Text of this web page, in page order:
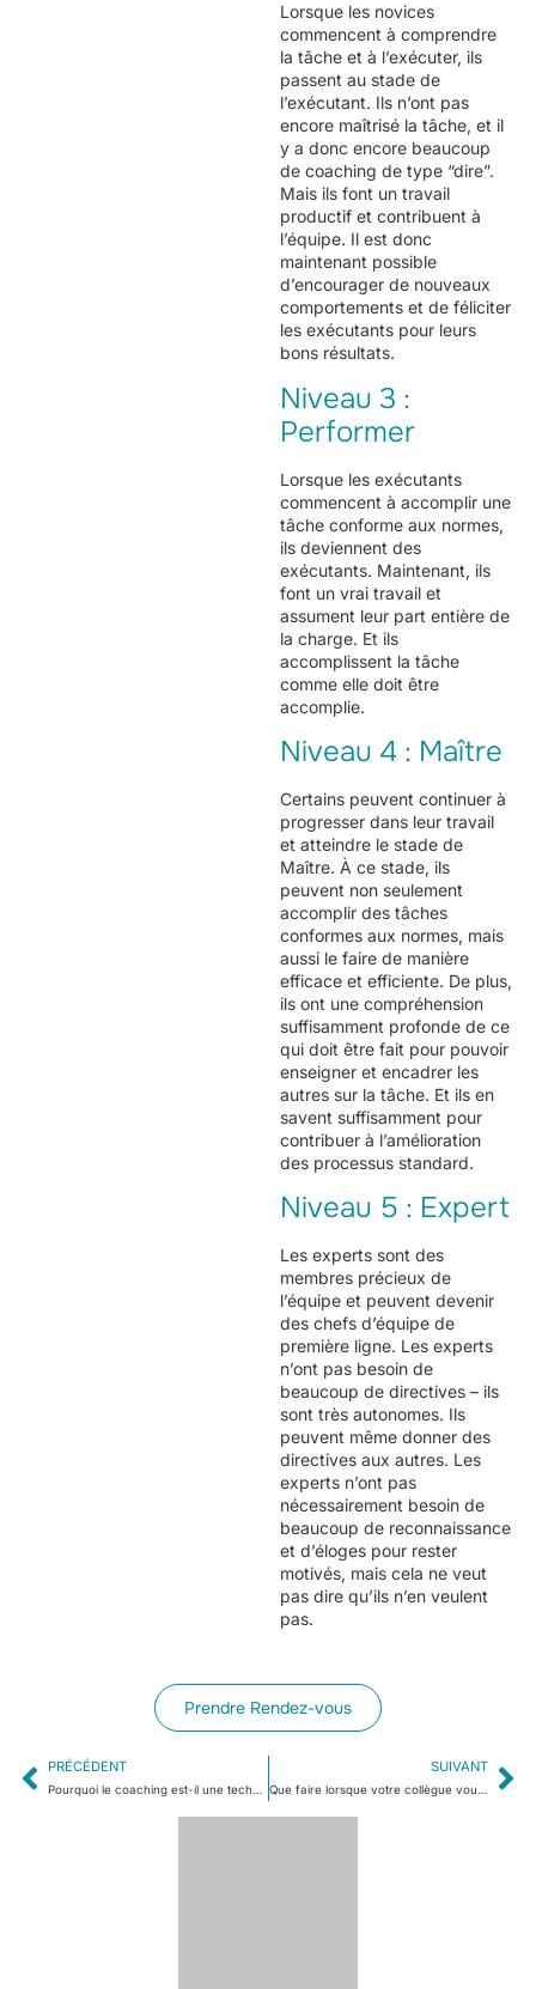
Lorsque les novices
commencent à comprendre
la tâche et à l’exécuter, ils
passent au stade de
l’exécutant. Ils n’ont pas
encore maîtrisé la tâche, et il
y a donc encore beaucoup
de coaching de type “dire”.
Mais ils font un travail
productif et contribuent à
l’équipe. Il est donc
maintenant possible
d’encourager de nouveaux
comportements et de féliciter
les exécutants pour leurs
bons résultats.
Niveau 3 :
Performer
Lorsque les exécutants
commencent à accomplir une
tâche conforme aux normes,
ils deviennent des
exécutants. Maintenant, ils
font un vrai travail et
assument leur part entière de
la charge. Et ils
accomplissent la tâche
comme elle doit être
accomplie.
Niveau 4 : Maître
Certains peuvent continuer à
progresser dans leur travail
et atteindre le stade de
Maître. À ce stade, ils
peuvent non seulement
accomplir des tâches
conformes aux normes, mais
aussi le faire de manière
efficace et efficiente. De plus,
ils ont une compréhension
suffisamment profonde de ce
qui doit être fait pour pouvoir
enseigner et encadrer les
autres sur la tâche. Et ils en
savent suffisamment pour
contribuer à l’amélioration
des processus standard.
Niveau 5 : Expert
Les experts sont des
membres précieux de
l’équipe et peuvent devenir
des chefs d’équipe de
première ligne. Les experts
n’ont pas besoin de
beaucoup de directives – ils
sont très autonomes. Ils
peuvent même donner des
directives aux autres. Les
experts n’ont pas
nécessairement besoin de
beaucoup de reconnaissance
et d’éloges pour rester
motivés, mais cela ne veut
pas dire qu’ils n’en veulent
pas.
Prendre Rendez-vous
PRÉCÉDENT
Pourquoi le coaching est-il une technique de leadership efficace ?
SUIVANT
Que faire lorsque votre collègue vous sabote ?